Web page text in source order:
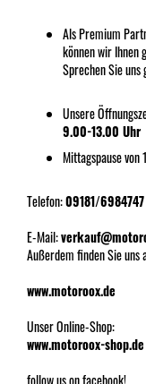
Als Premium
können wir Ihnen
Sprechen Sie
Unsere
9.00-13.00 Uhr
Mittagspause
Telefon:09181/6984747
E-Mail:
Außerdem finden Sie uns
www.motoroox.de
Unser Online-Shop:
www.motoroox-shop.de
follow us on facebook!